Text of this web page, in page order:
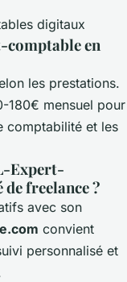
comptable en
les prestations.
180€ mensuel pour
comptabilité et les
Expert-
freelance ?
avec son
convient
personnalisé et